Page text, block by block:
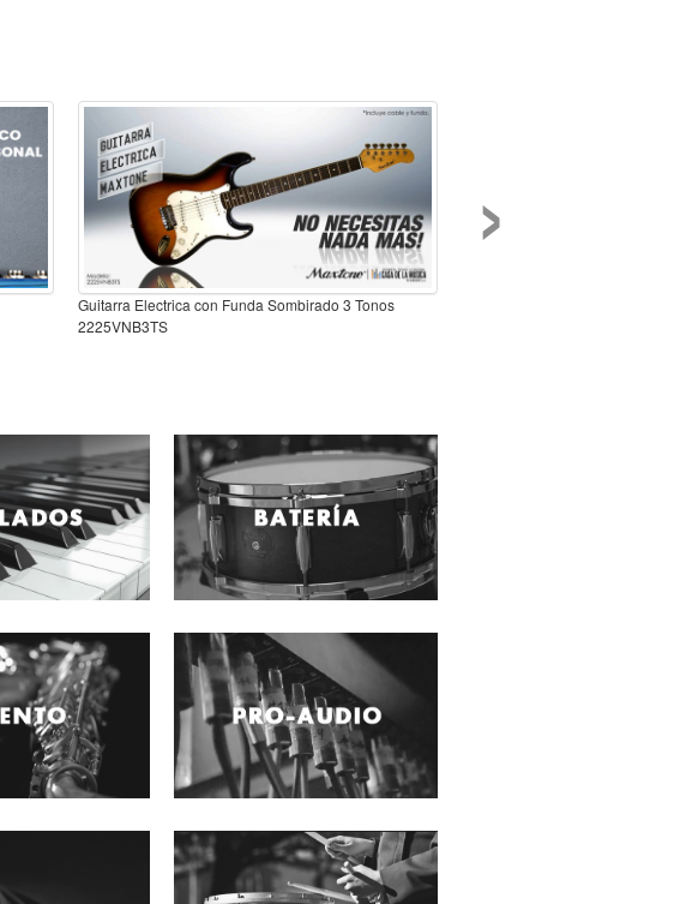
Guitarra Electrica con Funda Sombirado 3 Tonos
2225VNB3TS
›